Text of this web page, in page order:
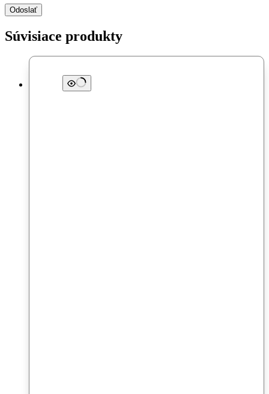
Odoslať
Súvisiace produkty